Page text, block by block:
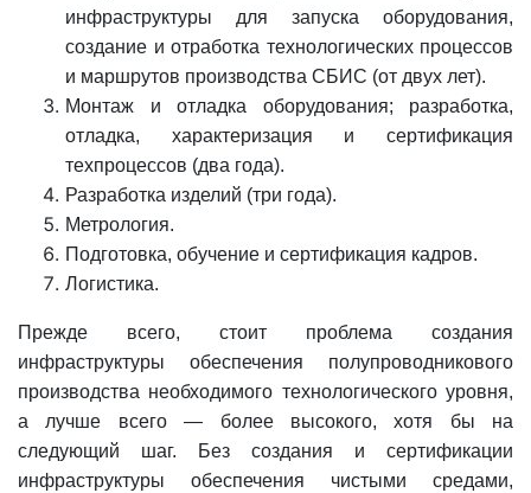
инфраструктуры для запуска оборудования,
создание и отработка технологических процессов
и маршрутов производства СБИС (от двух лет).
Монтаж и отладка оборудования; разработка,
отладка, характеризация и сертификация
техпроцессов (два года).
Разработка изделий (три года).
Метрология.
Подготовка, обучение и сертификация кадров.
Логистика.
Прежде всего, стоит проблема создания
инфраструктуры обеспечения полупроводникового
производства необходимого технологического уровня,
а лучше всего — более высокого, хотя бы на
следующий шаг. Без создания и сертификации
инфраструктуры обеспечения чистыми средами,